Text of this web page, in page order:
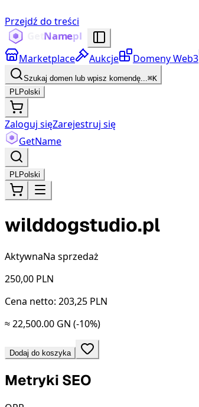
Przejdź do treści
Marketplace Aukcje Domeny Web3
Szukaj domen lub wpisz komendę...⌘K
PLPolski
Zaloguj sięZarejestruj się
GetName
PLPolski
wilddogstudio.pl
AktywnaNa sprzedaż
250,00 PLN
Cena netto: 203,25 PLN
≈ 22,500.00 GN (-10%)
Dodaj do koszyka
Metryki SEO